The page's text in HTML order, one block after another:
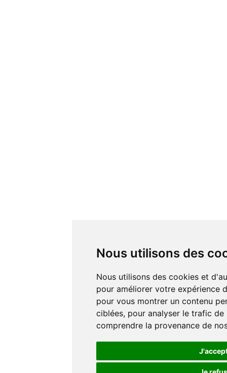
Nous utilisons des
Nous utilisons des cookies et d'autres technologies de suivi
pour améliorer votre expérience
pour vous montrer un contenu
ciblées, pour analyser le trafic
comprendre la provenance de